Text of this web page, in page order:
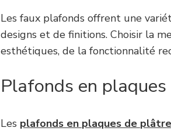
Les faux plafonds offrent une
designs et de finitions. Choisir la
esthétiques, de la fonctionnalité
Plafonds en
Les plafonds en plaques de plâtre